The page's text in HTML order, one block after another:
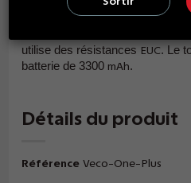
Voici le kitVeco One Plusde
utilise des résistances EUC. Le
batteriede 3300 mAh.
Détails du produit
Référence Veco-One-Plus